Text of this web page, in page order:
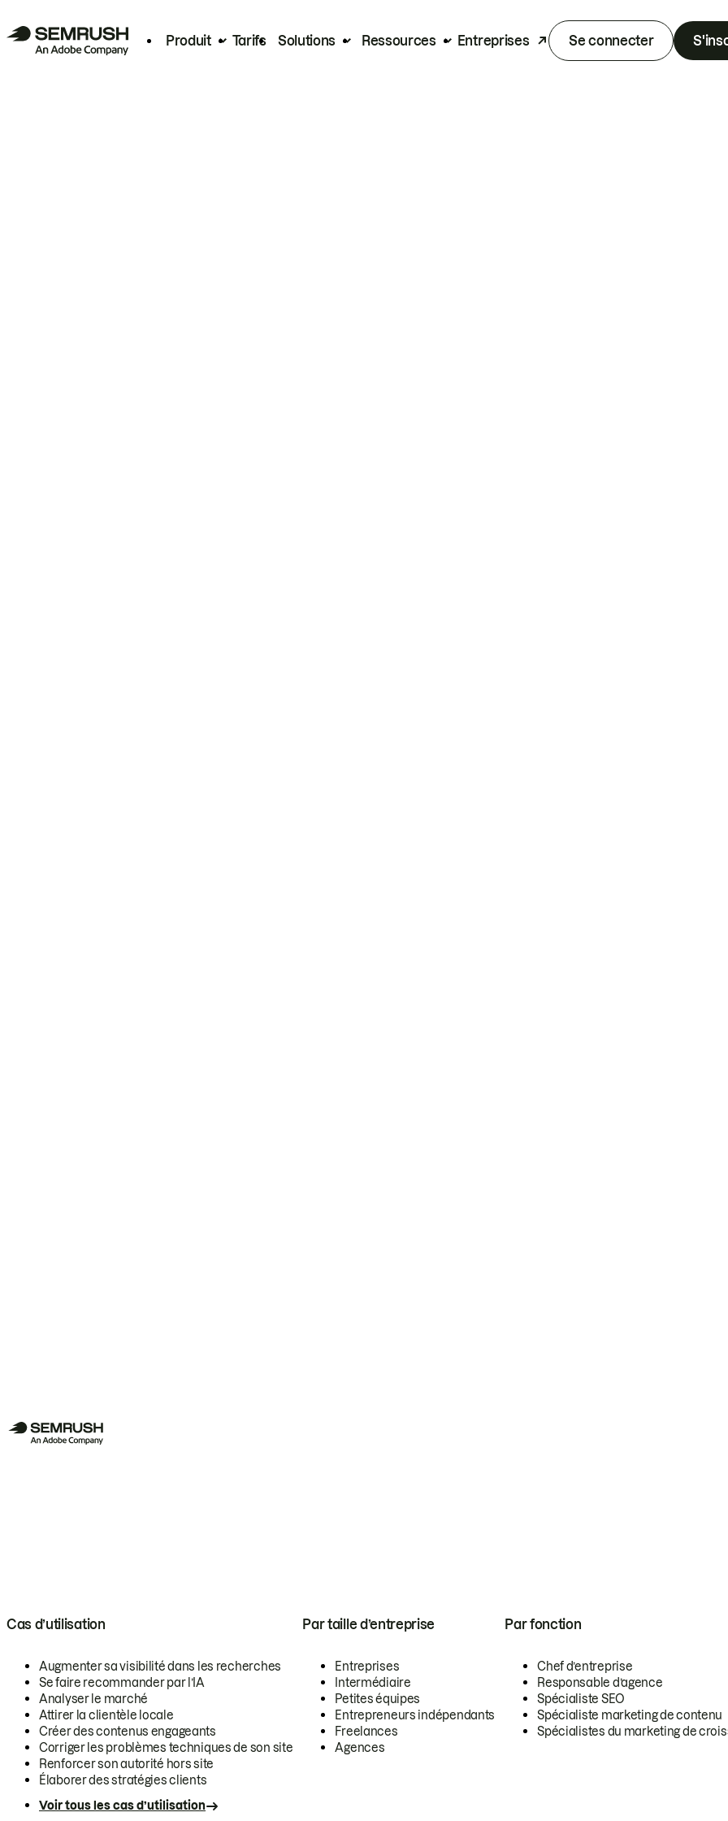
Produit Tarifs Solutions Ressources Entreprises Se connecter
Cas d’utilisation
Augmenter sa visibilité dans les recherches
Se faire recommander par l’IA
Analyser le marché
Attirer la clientèle locale
Créer des contenus engageants
Corriger les problèmes techniques de son site
Renforcer son autorité hors site
Élaborer des stratégies clients
Voir tous les cas d’utilisation
Par taille d’entreprise
Entreprises
Intermédiaire
Petites équipes
Entrepreneurs indépendants
Freelances
Agences
Par fonction
Chef d’entreprise
Responsable d’agence
Spécialiste SEO
Spécialiste marketing de contenu
Spécialistes du marketing de